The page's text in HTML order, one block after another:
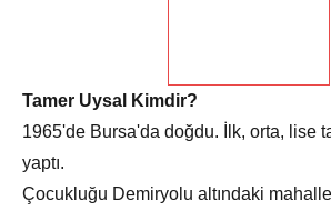
Tamer Uysal Kimdir?
1965'de Bursa'da doğdu. İlk, orta, lise
yaptı.
Çocukluğu Demiryolu altındaki